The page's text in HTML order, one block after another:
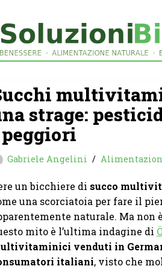
strage:
Gabriele Angelini
un bicchiere di succo
una scorciatoia per fare il
naturale. Ma non
mito è l’ultima indagine di
venduti in
italiani, visto che